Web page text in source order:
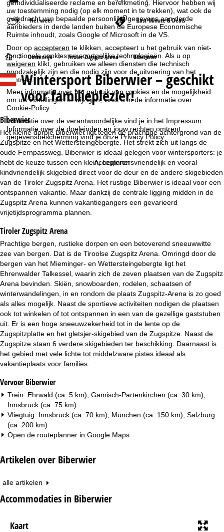
geïndividualiseerde reclame en bereikmeting. Hiervoor hebben wij
uw toestemming nodig (op elk moment in te trekken), wat ook de
overdracht van bepaalde persoonlijke gegevens aan derde
aanbieders in derde landen buiten de Europese Economische
Ruimte inhoudt, zoals Google of Microsoft in de VS.
Door opaccepteren te klikken, accepteert u het gebruik van niet-
functionele cookies en soortgelijke technologieën. Als u op
weigeren klikt, gebruiken we alleen diensten die technisch
noodzakelijk zijn en die nodig zijn voor de uitvoering van het
contract.
Meer informatie over het gebruik van cookies en de mogelijkheid
om uw instellingen te wijzigen, vindt u in de informatie over
Cookie-Policy
Informatie over de verantwoordelijke vind je in het Impressum
Informatie over de doeleinden en jouw rechten omtrent
gegevensbescherming vind je onzePrivacy Policy.
Accepteren
Het weer Last-Minute & Deals
S
t
a
r
t
p
a
g
n
a
Oostenrijk Tiroler Zugspitz Arena Biberwier
WintersportBiberwier – geschikt
voor familieplezier!
Biberwier
Het kleine dorpje Biberwier ligt tegen de prachtige achtergrond van de
Zugspitze en het Wettersteingebergte. Het strekt zich uit langs de
oude Fernpassweg. Biberwier is ideaal gelegen voor wintersporters: je
hebt de keuze tussen een klein, beginnersvriendelijk en vooral
kindvriendelijk skigebied direct voor de deur en de andere skigebieden
van de Tiroler Zugspitz Arena. Het rustige Biberwier is ideaal voor een
ontspannen vakantie. Maar dankzij de centrale ligging midden in de
Zugspitz Arena kunnen vakantiegangers een gevarieerd
vrijetijdsprogramma plannen.
Tiroler Zugspitz Arena
Prachtige bergen, rustieke dorpen en een betoverend sneeuwwitte
zee van bergen. Dat is de Tiroolse Zugspitz Arena. Omringd door de
bergen van het Mieminger- en Wettersteingebergte ligt het
Ehrenwalder Talkessel, waarin zich de zeven plaatsen van de Zugspitz
Arena bevinden. Skiën, snowboarden, rodelen, schaatsen of
winterwandelingen, in en rondom de plaats Zugspitz-Arena is zo goed
als alles mogelijk. Naast de sportieve activiteiten nodigen de plaatsen
ook tot winkelen of tot ontspannen in een van de gezellige gaststuben
uit. Er is een hoge sneeuwzekerheid tot in de lente op de
Zugspitzplatte en het gletsjer-skigebied van de Zugspitze. Naast de
Zugspitze staan 6 verdere skigebieden ter beschikking. Daarnaast is
het gebied met vele lichte tot middelzware pistes ideaal als
vakantieplaats voor families.
Vervoer Biberwier
Trein: Ehrwald (ca. 5 km), Gamisch-Partenkirchen (ca. 30 km),
Innsbruck (ca. 75 km)
Vliegtuig: Innsbruck (ca. 70 km), München (ca. 150 km), Salzburg
(ca. 200 km)
Open de routeplanner in Google Maps
Artikelen over Biberwier
alle artikelen
Accommodaties in Biberwier
Kaart